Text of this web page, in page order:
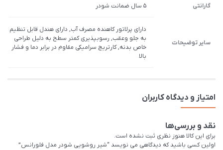
گارانتی 5 سال ضمانت شودر
سایر توضیحات
دارای پرلاتور کاهنده مصرف آب, دارای هندل قابل تنظیم
به جلو وعقب, رسوب­پذیری کم­تر سطح به دلیل طراحی
خاص بدنه, کارتریج سرامیکی مقاوم در برابر دما و فشار
بالا
امتیاز و دیدگاه کاربران
نقد و بررسی‌ها
برای این کالا هنوز نظری ثبت نشده است.
اولین کسی باشید که دیدگاهی می نویسد “شیر روشویی شودر مدل فلورانس”